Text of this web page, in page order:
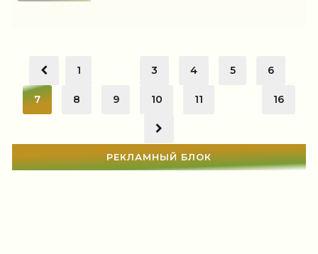
1 3 4 5 6
7 8 9 10 11 16
РЕКЛАМНЫЙ БЛОК